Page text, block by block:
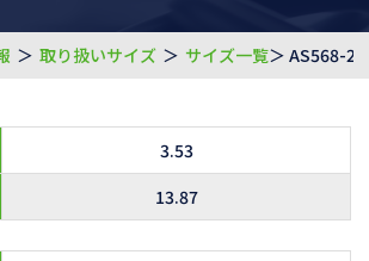
＞ 取り扱いサイズ ＞ サイズ一覧＞ AS568-
3.53
13.87